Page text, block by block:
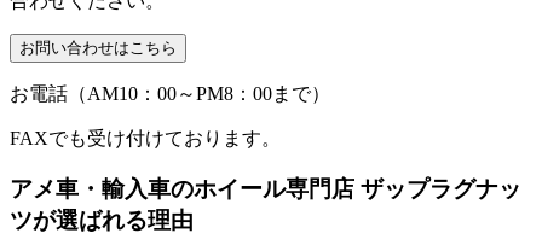
お電話（AM10：00～PM8：00まで）
FAXでも受け付けております。
アメ車・輸入車のホイール専門店 ザップラグナッ
ツが選ばれる理由